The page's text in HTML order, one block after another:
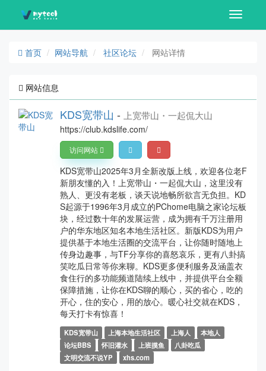
Toggle
首页 网站导航 社区论坛 网站详情
网站信息
KDS宽带山 - 上宽带山・一起侃大山
https://club.kdslife.com/
访问网站
KDS宽带山2025年3月全新改版上线，欢迎各位老F
新朋友懂的入！上宽带山・一起侃大山，这里没有
熟人、更没有老板，谈天说地畅所欲言无负担。KD
S起源于1996年3月成立的PChome电脑之家论坛板
块，经过数十年的发展运营，成为拥有千万注册用
户的华东地区知名本地生活社区。新版KDS为用户
提供基于本地生活圈的交流平台，让你随时随地上
传身边趣事，与TF分享你的喜怒哀乐，更有八卦搞
笑吃瓜日常等你来聊。KDS更多便利服务及涵盖衣
食住行的多功能频道陆续上线中，并提供平台全额
保障措施，让你在KDS聊的顺心，买的省心，吃的
开心，住的安心，用的放心。暖心社交就在KDS，
每天打卡有惊喜！
KDS宽带山 上海本地生活社区 上海人
本地人
论坛BBS
怀旧灌水 上班摸鱼
八卦吃瓜
文明交流不说YP
xhs.com